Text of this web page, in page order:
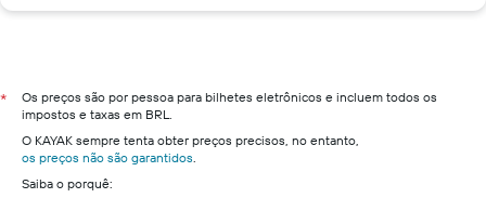
*
Os preços são por pessoa para bilhetes eletrônicos e incluem todos os
impostos e taxas em BRL.
O KAYAK sempre tenta obter preços precisos, no entanto,
os preços não são garantidos.
Saiba o porquê: